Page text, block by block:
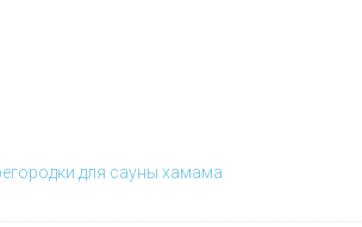
для сауны хамама